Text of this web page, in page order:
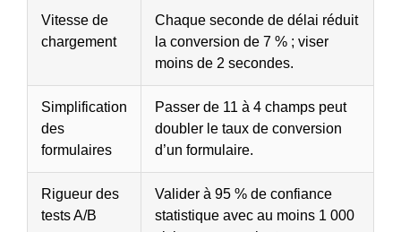
Vitesse de
chargement
Chaque seconde de délai réduit
la conversion de 7 % ; viser
moins de 2 secondes.
Simplification
des
formulaires
Passer de 11 à 4 champs peut
doubler le taux de conversion
d’un formulaire.
Rigueur des
tests A/B
Valider à 95 % de confiance
statistique avec au moins 1 000